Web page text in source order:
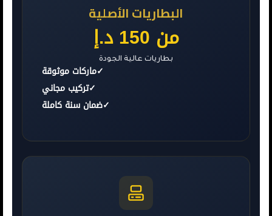
البطاريات الأصلية
من 150 د.إ
بطاريات عالية الجودة
✓ماركات موثوقة
✓تركيب مجاني
✓ضمان سنة كاملة